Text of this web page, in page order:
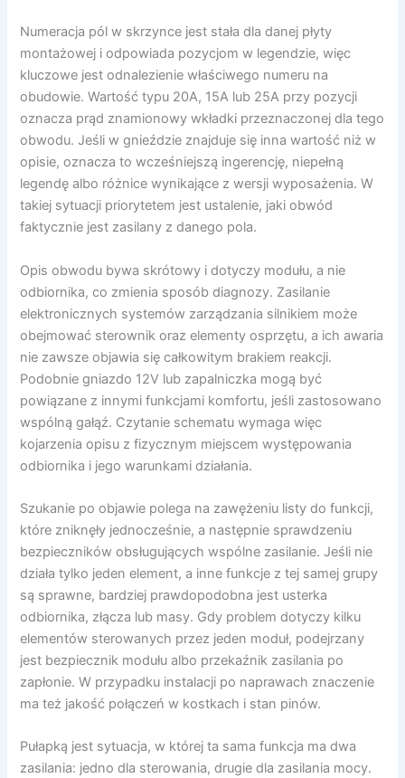
Numeracja pól w skrzynce jest stała dla danej płyty
montażowej i odpowiada pozycjom w legendzie, więc
kluczowe jest odnalezienie właściwego numeru na
obudowie. Wartość typu 20A, 15A lub 25A przy pozycji
oznacza prąd znamionowy wkładki przeznaczonej dla tego
obwodu. Jeśli w gnieździe znajduje się inna wartość niż w
opisie, oznacza to wcześniejszą ingerencję, niepełną
legendę albo różnice wynikające z wersji wyposażenia. W
takiej sytuacji priorytetem jest ustalenie, jaki obwód
faktycznie jest zasilany z danego pola.
Opis obwodu bywa skrótowy i dotyczy modułu, a nie
odbiornika, co zmienia sposób diagnozy. Zasilanie
elektronicznych systemów zarządzania silnikiem może
obejmować sterownik oraz elementy osprzętu, a ich awaria
nie zawsze objawia się całkowitym brakiem reakcji.
Podobnie gniazdo 12V lub zapalniczka mogą być
powiązane z innymi funkcjami komfortu, jeśli zastosowano
wspólną gałąź. Czytanie schematu wymaga więc
kojarzenia opisu z fizycznym miejscem występowania
odbiornika i jego warunkami działania.
Szukanie po objawie polega na zawężeniu listy do funkcji,
które zniknęły jednocześnie, a następnie sprawdzeniu
bezpieczników obsługujących wspólne zasilanie. Jeśli nie
działa tylko jeden element, a inne funkcje z tej samej grupy
są sprawne, bardziej prawdopodobna jest usterka
odbiornika, złącza lub masy. Gdy problem dotyczy kilku
elementów sterowanych przez jeden moduł, podejrzany
jest bezpiecznik modułu albo przekaźnik zasilania po
zapłonie. W przypadku instalacji po naprawach znaczenie
ma też jakość połączeń w kostkach i stan pinów.
Pułapką jest sytuacja, w której ta sama funkcja ma dwa
zasilania: jedno dla sterowania, drugie dla zasilania mocy.